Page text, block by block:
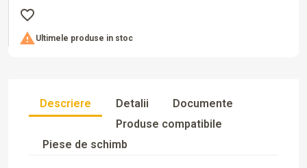
favorite_border
 Ultimele produse in stoc
Descriere Detalii
Documente
Produse compatibile
Piese de schimb